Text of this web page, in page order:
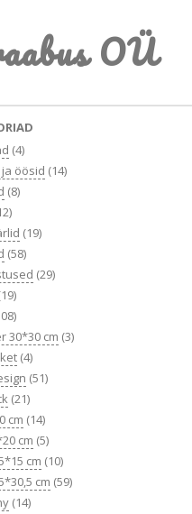
OÜ
(4)
öösid (14)
(8)
(19)
(58)
(29)
30*30 cm (3)
(4)
(51)
(21)
cm (14)
cm (5)
cm (10)
cm (59)
(14)